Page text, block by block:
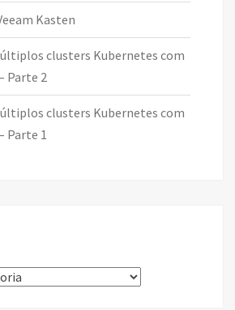
Kasten
clusters Kubernetes com
Parte 2
clusters Kubernetes com
Parte 1